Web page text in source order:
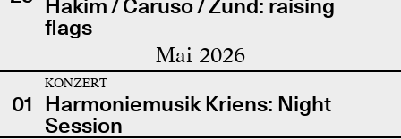
Hakim / Caruso / Zünd: raising
flags
Mai 2026
01
KONZERT
Harmoniemusik Kriens: Night
Session